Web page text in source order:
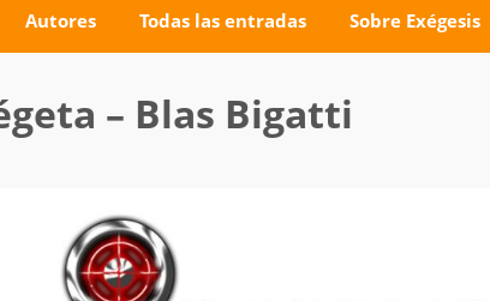
Autores Todas las entradas Sobre Exégesis
– Blas Bigatti